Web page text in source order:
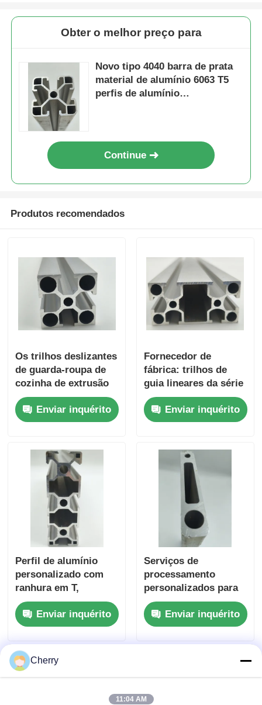
Acessórios de perfis de alumínio
Perfis de janela de batente
Perfil de alumínio polido
perfis de alumínio do revestimento de madeira
Profissionais de extrusão de extrusores de calor de
Obter o melhor preço para
Novo tipo 4040 barra de prata
material de alumínio 6063 T5
perfis de alumínio
Continue
Produtos recomendados
Os trilhos deslizantes
de guarda-roupa de
cozinha de extrusão
de perfil de alumínio
da série 6000 feitos
sob medida na China
dobrar e cortar
janelas.
Enviar inquérito
Fornecedor de
fábrica: trilhos de
guia lineares da série
6063 3060 de perfis
industriais de
alumínio extrudido,
estruturas de
equipamentos de
banco de trabalho
Enviar inquérito
Perfil de alumínio
personalizado com
ranhura em T,
estrutura industrial
padrão, trilho de
alumínio, faixa T-
track, serviço de
corte e dobra
Enviar inquérito
Serviços de
processamento
personalizados para
corte, dobra,
soldagem e
estampagem de
perfis de alumínio
Enviar inquérito
Cherry
11:04 AM